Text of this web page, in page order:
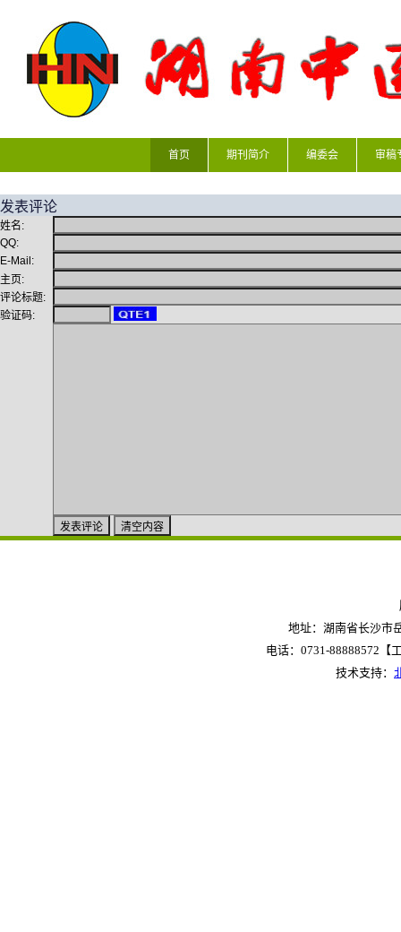
首页 期刊简介 编委会 审稿
发表评论
姓名:
QQ:
E-Mail:
主页:
评论标题:
验证码:
地址：湖南省长沙市
电话：0731-88888572【
技术支持：